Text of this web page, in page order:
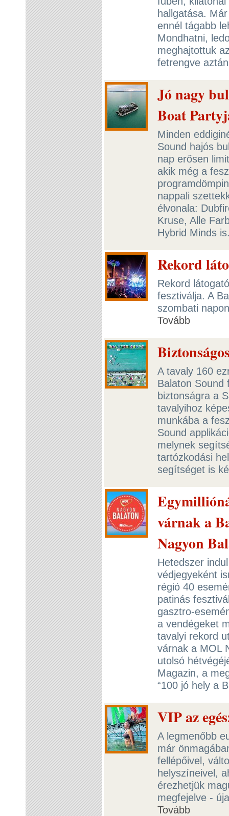
hallgatása.
ennél tágabb
Mondhatni,
meghajtottuk
fetrengve
Jó nagy
Boat
Minden
Sound hajós
nap erősen
akik még a
nappali
élvonala:
Kruse, Alle
Hybrid Minds
Rekord
Rekord
fesztiválja. A
szombati
Tovább
A tavaly 160
Balaton Sound
biztonságra a
tavalyihoz
munkába a
Sound
melynek
tartózkodási
segítséget is
várnak a
Nagyon
Hetedszer
védjegyeként
régió 40
patinás
gasztro-
a vendégeket
tavalyi rekord
várnak a MOL
utolsó
Magazin, a
“100 jó hely a
VIP az
A legmenőbb
már
fellépőivel,
helyszíneivel,
érezhetjük
megfejelve -
Tovább